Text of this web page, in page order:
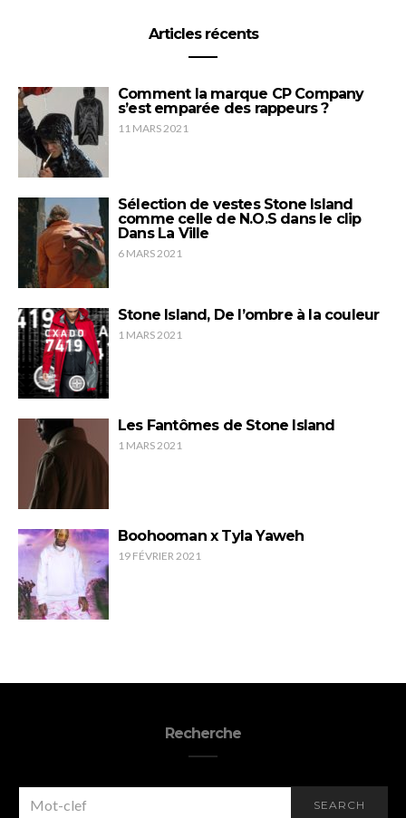
Articles récents
Comment la marque CP Company
s’est emparée des rappeurs ?
11 MARS 2021
Sélection de vestes Stone Island
comme celle de N.O.S dans le clip
Dans La Ville
6 MARS 2021
Stone Island, De l’ombre à la couleur
1 MARS 2021
Les Fantômes de Stone Island
1 MARS 2021
Boohooman x Tyla Yaweh
19 FÉVRIER 2021
Recherche
FOR:
SEARCH